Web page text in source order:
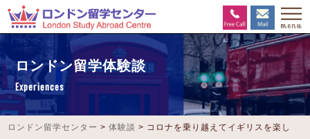
ロンドン留学体験談
Experiences
ロンドン留学センター >体験談 > コロナを乗り越えてイギリスを楽し